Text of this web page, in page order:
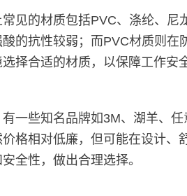
见的材质包括PVC、涤纶、尼
的抗性较弱；而PVC材质则在
择合适的材质，以保障工作安全
一些知名品牌如3M、湖羊、
格相对低廉，但可能在设计、
全性，做出合理选择。